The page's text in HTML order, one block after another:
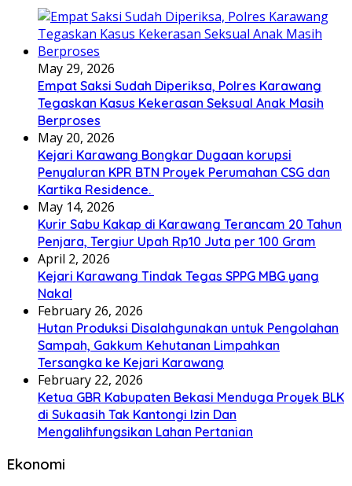
May 29, 2026
Empat Saksi Sudah Diperiksa, Polres Karawang
Tegaskan Kasus Kekerasan Seksual Anak Masih
Berproses
May 20, 2026
Kejari Karawang Bongkar Dugaan korupsi
Penyaluran KPR BTN Proyek Perumahan CSG dan
Kartika Residence.
May 14, 2026
Kurir Sabu Kakap di Karawang Terancam 20 Tahun
Penjara, Tergiur Upah Rp10 Juta per 100 Gram
April 2, 2026
Kejari Karawang Tindak Tegas SPPG MBG yang
Nakal
February 26, 2026
Hutan Produksi Disalahgunakan untuk Pengolahan
Sampah, Gakkum Kehutanan Limpahkan
Tersangka ke Kejari Karawang
February 22, 2026
Ketua GBR Kabupaten Bekasi Menduga Proyek BLK
di Sukaasih Tak Kantongi Izin Dan
Mengalihfungsikan Lahan Pertanian
Ekonomi